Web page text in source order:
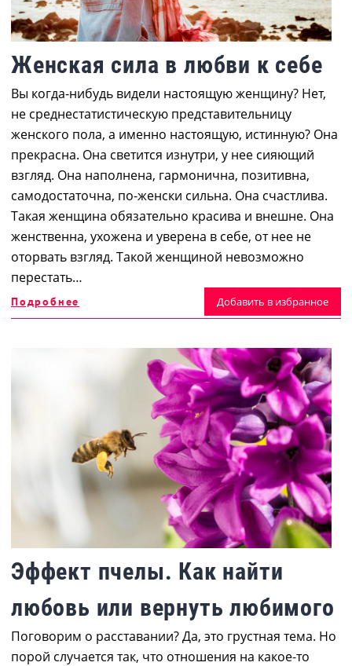
Женская сила в любви к себе
Вы когда-нибудь видели настоящую женщину? Нет,
не среднестатистическую представительницу
женского пола, а именно настоящую, истинную? Она
прекрасна. Она светится изнутри, у нее сияющий
взгляд. Она наполнена, гармонична, позитивна,
самодостаточна, по-женски сильна. Она счастлива.
Такая женщина обязательно красива и внешне. Она
женственна, ухожена и уверена в себе, от нее не
оторвать взгляд. Такой женщиной невозможно
перестать…
Подробнее Добавить в избранное
Эффект пчелы. Как найти
любовь или вернуть любимого
Поговорим о расставании? Да, это грустная тема. Но
порой случается так, что отношения на какое-то